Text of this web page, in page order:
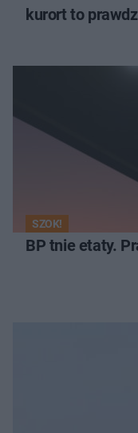
kurort to
SZOK!
BP tnie etaty.